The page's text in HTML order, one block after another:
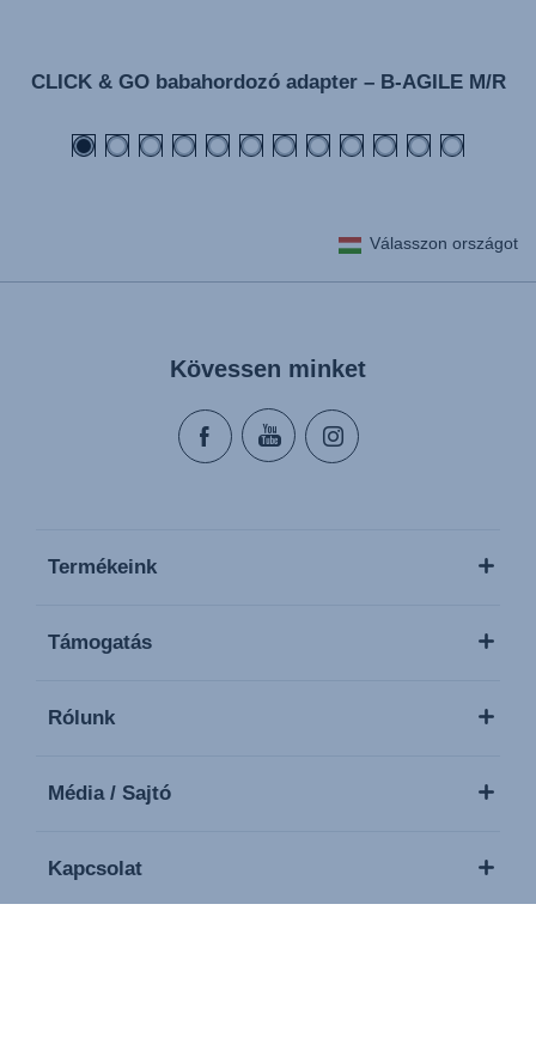
CLICK & GO babahordozó adapter – B-AGILE M/R
Válasszon országot
Kövessen minket
Termékeink
Támogatás
Rólunk
Média / Sajtó
Kapcsolat